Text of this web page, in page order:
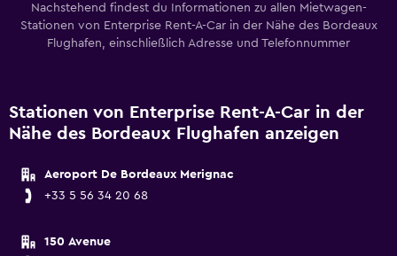
Nachstehend findest du Informationen zu allen Mietwagen-
Stationen von Enterprise Rent-A-Car in der Nähe des Bordeaux
Flughafen, einschließlich Adresse und Telefonnummer
Stationen von Enterprise Rent-A-Car in der
Nähe des Bordeaux Flughafen anzeigen
Aeroport De Bordeaux Merignac
+33 5 56 34 20 68
150 Avenue